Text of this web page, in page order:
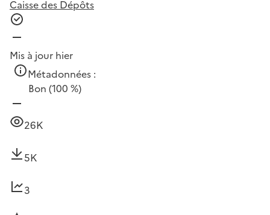
Caisse des Dépôts
Mis à jour hier
Métadonnées :
Bon (100 %)
26K
5K
3